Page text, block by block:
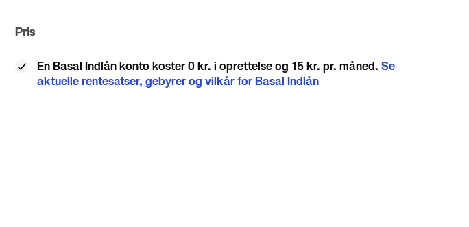
Pris
En Basal Indlån konto koster 0 kr. i oprettelse og 15 kr. pr. måned. Se
aktuelle rentesatser, gebyrer og vilkår for Basal Indlån